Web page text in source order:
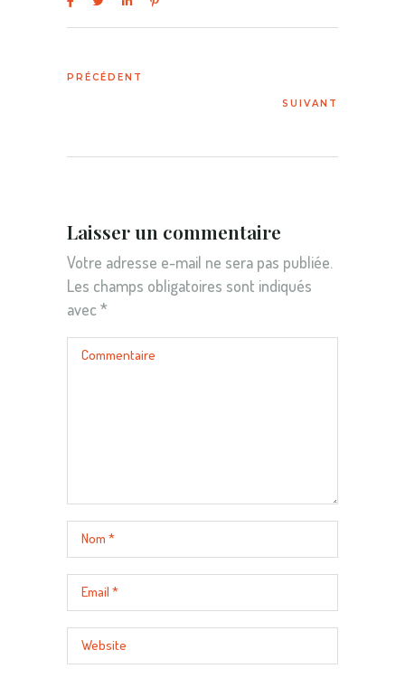
Laisser un commentaire
Votre adresse e-mail ne sera pas publiée.
Les champs obligatoires sont indiqués
avec*